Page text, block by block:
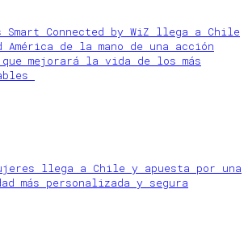
Connected by WiZ llega a Chile
América de la mano de una acción
mejorará la vida de los más
llega a Chile y apuesta por una
más personalizada y segura